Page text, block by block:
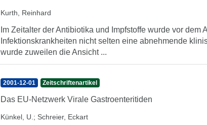
Kurth, Reinhard
Im Zeitalter der Antibiotika und Impfstoffe wurde vor dem
Infektionskrankheiten nicht selten eine abnehmende
wurde zuweilen die Ansicht ...
2001-12-01 Zeitschriftenartikel
Das EU-Netzwerk Virale Gastroenteritiden
Künkel, U. ; Schreier, Eckart